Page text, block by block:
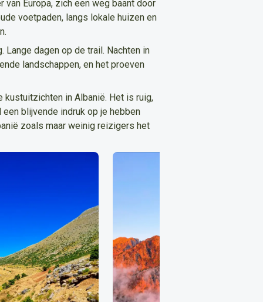
Europa, zich een weg baant door
voetpaden, langs lokale huizen en
dagen op de trail. Nachten in
landschappen, en het proeven
kustuitzichten in Albanië. Het is ruig,
blijvende indruk op je hebben
zoals maar weinig reizigers het